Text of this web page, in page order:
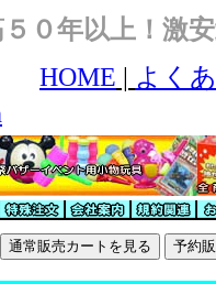
０年以上！激
HOME | よく